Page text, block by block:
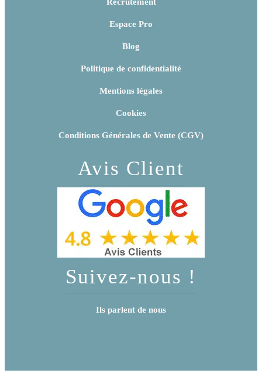
Recrutement
Espace Pro
Blog
Politique de confidentialité
Mentions légales
Cookies
Conditions Générales de Vente (CGV)
Avis Client
Suivez-nous !
Ils parlent de nous